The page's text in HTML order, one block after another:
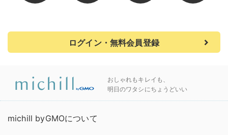
ログイン・無料会員登録
おしゃれもキレイも、
明日のワタシにちょうどいい
michill byGMOについて